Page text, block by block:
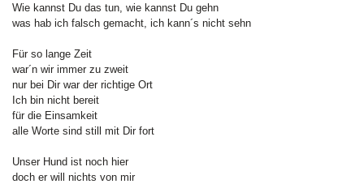
Wie kannst Du das tun, wie kannst Du gehn
was hab ich falsch gemacht, ich kann´s nicht sehn
Für so lange Zeit
war´n wir immer zu zweit
nur bei Dir war der richtige Ort
Ich bin nicht bereit
für die Einsamkeit
alle Worte sind still mit Dir fort
Unser Hund ist noch hier
doch er will nichts von mir